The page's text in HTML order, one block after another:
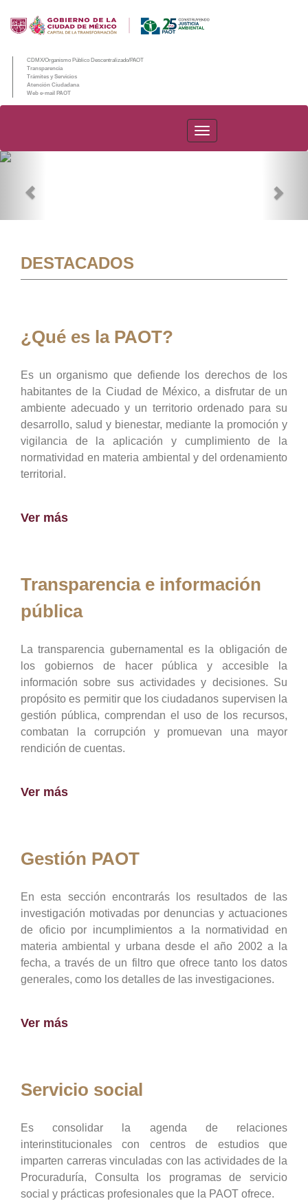
CDMX/Organismo Público Descentralizado/PAOT
Transparencia
Trámites y Servicios
Atención Ciudadana
Web e-mail PAOT
PAOT
DESTACADOS
¿Qué es la PAOT?
Es un organismo que defiende los derechos de los
habitantes de la Ciudad de México, a disfrutar de un
ambiente adecuado y un territorio ordenado para su
desarrollo, salud y bienestar, mediante la promoción y
vigilancia de la aplicación y cumplimiento de la
normatividad en materia ambiental y del ordenamiento
territorial.
Ver más
Transparencia e información
pública
La transparencia gubernamental es la obligación de
los gobiernos de hacer pública y accesible la
información sobre sus actividades y decisiones. Su
propósito es permitir que los ciudadanos supervisen la
gestión pública, comprendan el uso de los recursos,
combatan la corrupción y promuevan una mayor
rendición de cuentas.
Ver más
Gestión PAOT
En esta sección encontrarás los resultados de las
investigación motivadas por denuncias y actuaciones
de oficio por incumplimientos a la normatividad en
materia ambiental y urbana desde el año 2002 a la
fecha, a través de un filtro que ofrece tanto los datos
generales, como los detalles de las investigaciones.
Ver más
Servicio social
Es consolidar la agenda de relaciones
interinstitucionales con centros de estudios que
imparten carreras vinculadas con las actividades de la
Procuraduría, Consulta los programas de servicio
social y prácticas profesionales que la PAOT ofrece.